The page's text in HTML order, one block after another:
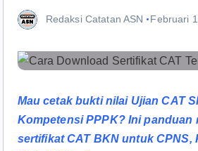
Redaksi Catatan ASN Februari
Mau cetak bukti nilai Ujian CAT
Kompetensi PPPK? Ini panduan
sertifikat CAT BKN untuk CPNS,